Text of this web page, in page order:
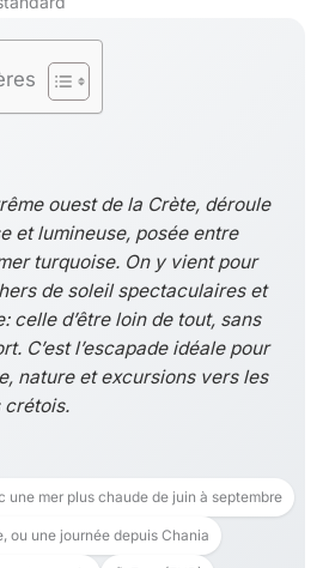
ouest de la Crète, déroule
et lumineuse, posée entre
turquoise. On y vient pour
de soleil spectaculaires et
celle d’être loin de tout, sans
C’est l’escapade idéale pour
nature et excursions vers les
crétois.
une mer plus chaude de juin à septembre
ou une journée depuis Chania